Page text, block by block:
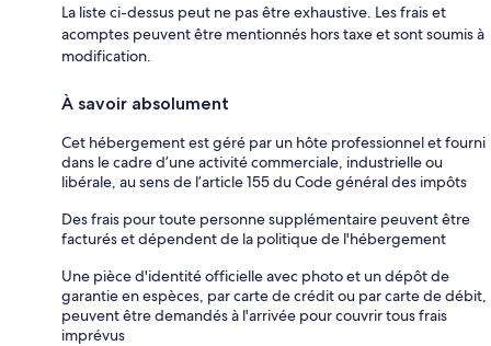
La liste ci-dessus peut ne pas être exhaustive. Les frais et
acomptes peuvent être mentionnés hors taxe et sont soumis à
modification.
À savoir absolument
Cet hébergement est géré par un hôte professionnel et fourni
dans le cadre d’une activité commerciale, industrielle ou
libérale, au sens de l’article 155 du Code général des impôts
Des frais pour toute personne supplémentaire peuvent être
facturés et dépendent de la politique de l'hébergement
Une pièce d'identité officielle avec photo et un dépôt de
garantie en espèces, par carte de crédit ou par carte de débit,
peuvent être demandés à l'arrivée pour couvrir tous frais
imprévus